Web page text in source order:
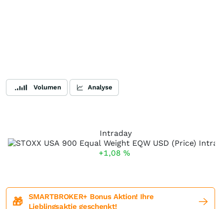
Volumen Analyse
Intraday
+1,08 %
🎁
SMARTBROKER+ Bonus Aktion! Ihre
Lieblingsaktie geschenkt!